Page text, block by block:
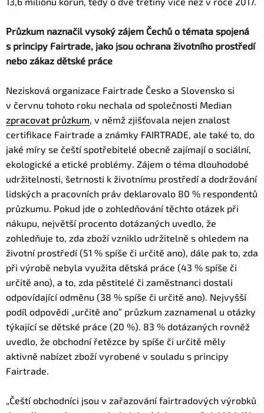
Průzkum naznačil vysoký zájem Čechů o témata spojená
s principy Fairtrade, jako jsou ochrana životního prostředí
nebo zákaz dětské práce
Nezisková organizace Fairtrade Česko a Slovensko si
v červnu tohoto roku nechala od společnosti Median
zpracovat průzkum, v němž zjišťovala nejen znalost
certifikace Fairtrade a známky FAIRTRADE, ale také to, do
jaké míry se čeští spotřebitelé obecně zajímají o sociální,
ekologické a etické problémy. Zájem o téma dlouhodobé
udržitelnosti, šetrnosti k životnímu prostředí a dodržování
lidských a pracovních práv deklarovalo 80 % respondentů
průzkumu. Pokud jde o zohledňování těchto otázek při
nákupu, největší procento dotázaných uvedlo, že
zohledňuje to, zda zboží vzniklo udržitelně s ohledem na
životní prostředí (51 % spíše či určitě ano), dále pak to, zda
při výrobě nebyla využita dětská práce (43 % spíše či
určitě ano), a to, zda pěstitelé či zaměstnanci dostali
odpovídající odměnu (38 % spíše či určitě ano). Nejvyšší
podíl odpovědi „určitě ano“ průzkum zaznamenal u otázky
týkající se dětské práce (20 %). 83 % dotázaných rovněž
uvedlo, že obchodní řetězce by spíše či určitě měly
aktivně nabízet zboží vyrobené v souladu s principy
Fairtrade.
„Čeští obchodníci jsou v zařazování fairtradových výrobků